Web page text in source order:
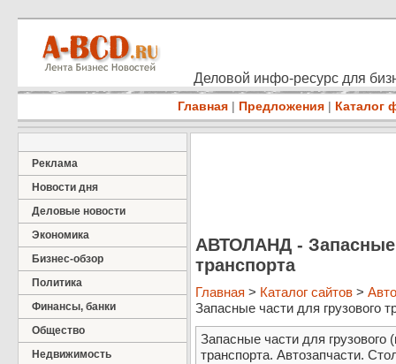
Деловой инфо-ресурс для
Главная | Предложения | Каталог
Реклама
Новости дня
Деловые новости
Экономика
Бизнес-обзор
Политика
Финансы, банки
Общество
Недвижимость
АВТОЛАНД - Запасные
транспорта
Главная > Каталог сайтов >
Запасные части для грузового
Запасные части для грузового
транспорта. Автозапчасти.